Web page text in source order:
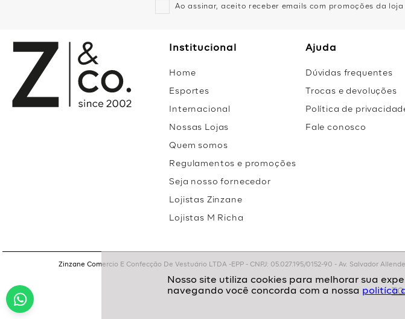
politíca
Ao assinar, aceito receber emails com promoções da loja
Institucional
Home
Esportes
Internacional
Nossas Lojas
Quem somos
Regulamentos e promoções
Seja nosso fornecedor
Lojistas Zinzane
Lojistas M Richa
Ajuda
Dúvidas frequentes
Trocas e devoluções
Política de
Fale conosco
Zinzane Comercio E Confecção De Vestuário LTDA -EPP - CNPJ: 05.027.195/0152-90 - Av. Salvador